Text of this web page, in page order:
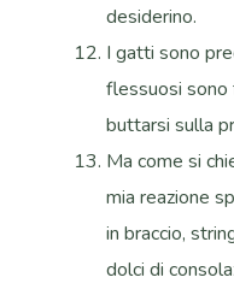
desiderino.
I gatti sono
flessuosi sono
buttarsi sulla
Ma come si
mia reazione
in braccio,
dolci di